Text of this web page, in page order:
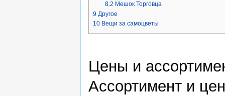
8.2 Мешок Торговца
9 Другое
10 Вещи за самоцветы
Цены и
Ассортимент и